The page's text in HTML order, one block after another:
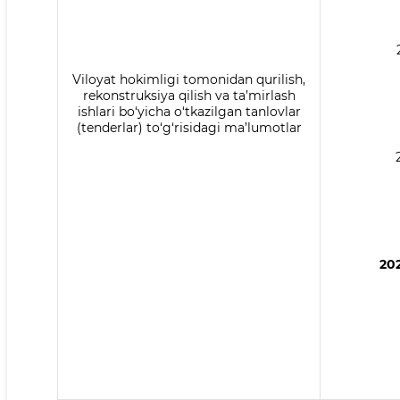
Viloyat hokimligi tomonidan qurilish,
rekonstruksiya qilish va ta’mirlash
ishlari bo‘yicha o‘tkazilgan tanlovlar
(tenderlar) to‘g‘risidagi ma’lumotlar